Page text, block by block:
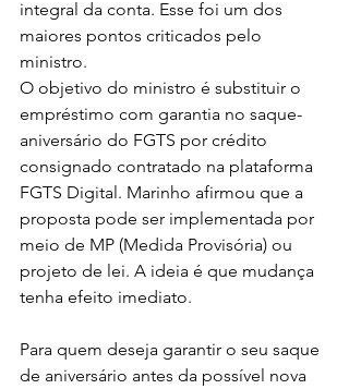
integral da conta. Esse foi um dos
maiores pontos criticados pelo
ministro.
O objetivo do ministro é substituir o
empréstimo com garantia no saque-
aniversário do FGTS por crédito
consignado contratado na plataforma
FGTS Digital. Marinho afirmou que a
proposta pode ser implementada por
meio de MP (Medida Provisória) ou
projeto de lei. A ideia é que mudança
tenha efeito imediato.
Para quem deseja garantir o seu saque
de aniversário antes da possível nova